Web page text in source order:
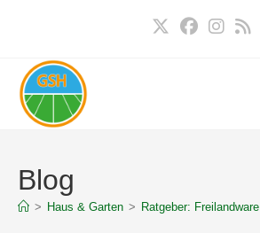
Blog
> Haus & Garten > Ratgeber: Freilandware